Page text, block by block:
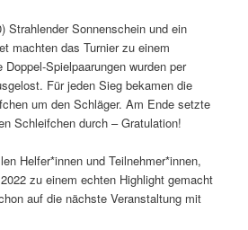
Strahlender Sonnenschein und ein
machten das Turnier zu einem
Spielpaarungen wurden per
Für jeden Sieg bekamen die
um den Schläger. Am Ende setzte
Schleifchen durch – Gratulation!
Helfer*innen und Teilnehmer*innen,
zu einem echten Highlight gemacht
auf die nächste Veranstaltung mit